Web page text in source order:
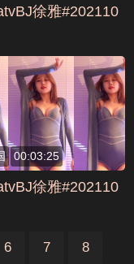
徐雅#202110
00:03:25
徐雅#202110
6 7 8